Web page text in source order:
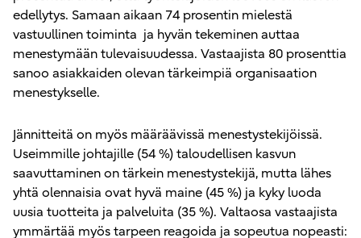
edellytys. Samaan aikaan 74 prosentin mielestä
vastuullinen toiminta ja hyvän tekeminen auttaa
menestymään tulevaisuudessa. Vastaajista 80 prosenttia
sanoo asiakkaiden olevan tärkeimpiä organisaation
menestykselle.
Jännitteitä on myös määräävissä menestystekijöissä.
Useimmille johtajille (54 %) taloudellisen kasvun
saavuttaminen on tärkein menestystekijä, mutta lähes
yhtä olennaisia ovat hyvä maine (45 %) ja kyky luoda
uusia tuotteita ja palveluita (35 %). Valtaosa vastaajista
ymmärtää myös tarpeen reagoida ja sopeutua nopeasti: